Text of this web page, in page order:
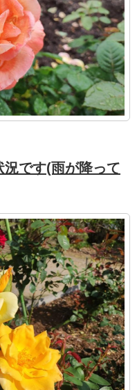
です(雨が降って